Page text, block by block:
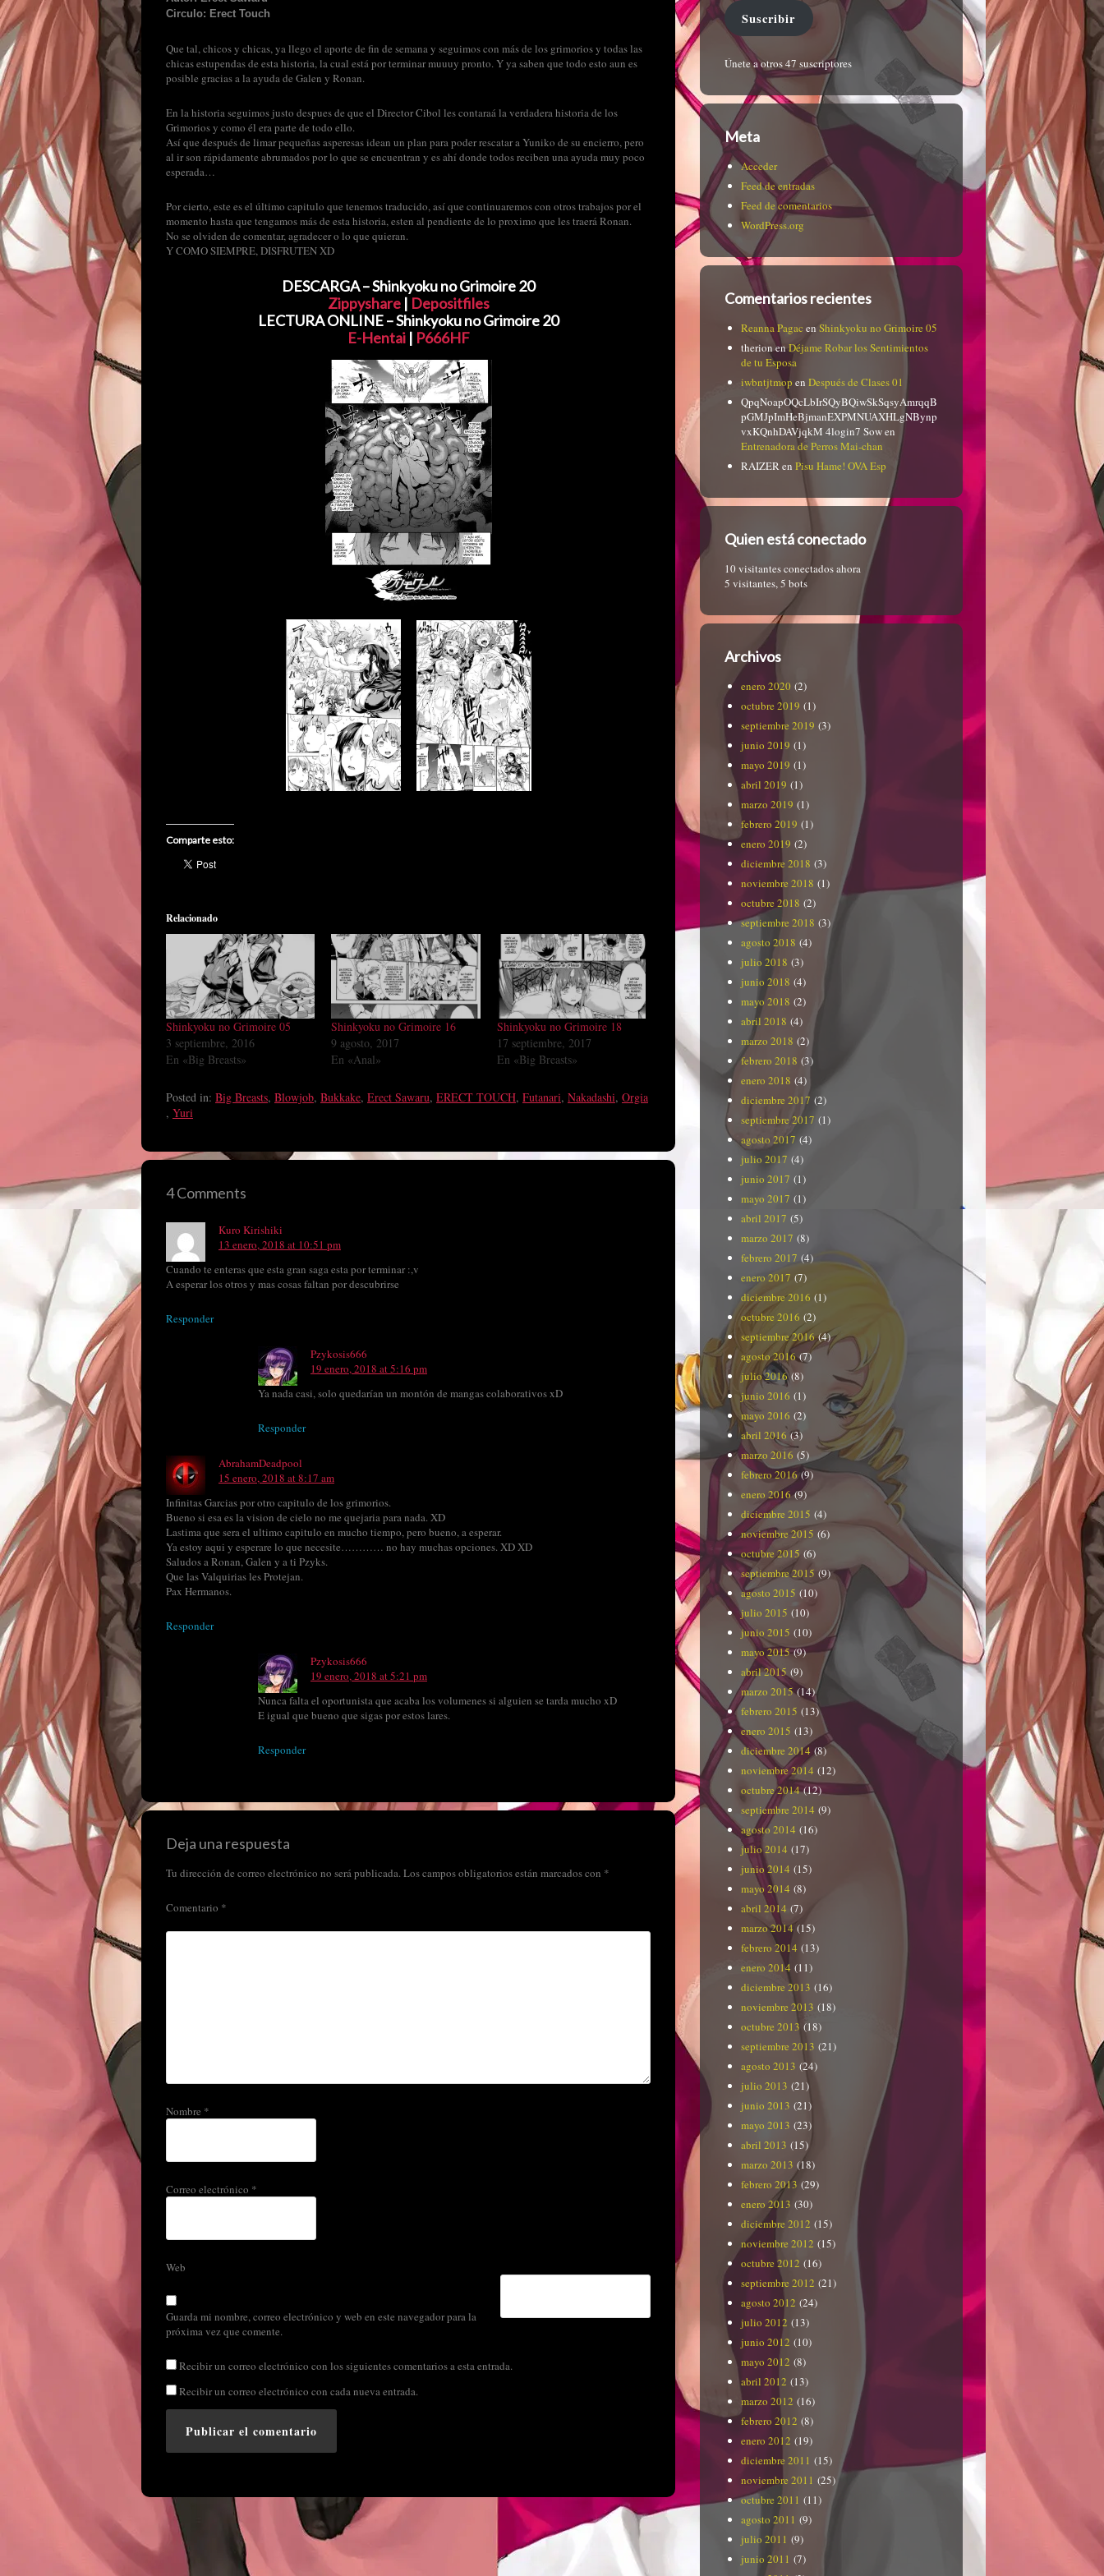
Circulo: Erect Touch
Que tal, chicos y chicas, ya llego el aporte de fin de semana y seguimos con más de los grimorios y todas las
chicas estupendas de esta historia, la cual está por terminar muuuy pronto. Y ya saben que todo esto aun es
posible gracias a la ayuda de Galen y Ronan.
En la historia seguimos justo despues de que el Director Cibol les contaraá la verdadera historia de los
Grimorios y como él era parte de todo ello.
Así que después de limar pequeñas asperesas idean un plan para poder rescatar a Yuniko de su encierro, pero
al ir son rápidamente abrumados por lo que se encuentran y es ahí donde todos reciben una ayuda muy poco
esperada…
Por cierto, este es el último capitulo que tenemos traducido, así que continuaremos con otros trabajos por el
momento hasta que tengamos más de esta historia, esten al pendiente de lo proximo que les traerá Ronan.
No se olviden de comentar, agradecer o lo que quieran.
Y COMO SIEMPRE, DISFRUTEN XD
DESCARGA – Shinkyoku no Grimoire 20
Zippyshare| Depositfiles
LECTURA ONLINE – Shinkyoku no Grimoire 20
E-Hentai| P666HF
Comparte esto:
Relacionado
Shinkyoku no Grimoire 05
3 septiembre, 2016
En «Big Breasts»
Shinkyoku no Grimoire 16
9 agosto, 2017
En «Anal»
Shinkyoku no Grimoire 18
17 septiembre, 2017
En «Big Breasts»
Posted in: Big Breasts, Blowjob, Bukkake, Erect Sawaru, ERECT TOUCH, Futanari, Nakadashi, Orgia
, Yuri
4 Comments
Kuro Kirishiki
13 enero, 2018 at 10:51 pm
Cuando te enteras que esta gran saga esta por terminar :,v
A esperar los otros y mas cosas faltan por descubrirse
Responder
Pzykosis666
19 enero, 2018 at 5:16 pm
Ya nada casi, solo quedarían un montón de mangas colaborativos xD
Responder
AbrahamDeadpool
15 enero, 2018 at 8:17 am
Infinitas Garcias por otro capitulo de los grimorios.
Bueno si esa es la vision de cielo no me quejaria para nada. XD
Lastima que sera el ultimo capitulo en mucho tiempo, pero bueno, a esperar.
Ya estoy aqui y esperare lo que necesite………… no hay muchas opciones. XD XD
Saludos a Ronan, Galen y a ti Pzyks.
Que las Valquirias les Protejan.
Pax Hermanos.
Responder
Pzykosis666
19 enero, 2018 at 5:21 pm
Nunca falta el oportunista que acaba los volumenes si alguien se tarda mucho xD
E igual que bueno que sigas por estos lares.
Responder
Deja una respuesta
Tu dirección de correo electrónico no será publicada.Los campos obligatorios están marcados con *
Comentario *
Nombre *
Correo electrónico *
Web
Guarda mi nombre, correo electrónico y web en este navegador para la
próxima vez que comente.
Recibir un correo electrónico con los siguientes comentarios a esta entrada.
Recibir un correo electrónico con cada nueva entrada.
Suscribir
Únete a otros 47 suscriptores
Meta
Acceder
Feed de entradas
Feed de comentarios
WordPress.org
Comentarios recientes
Reanna Pagac enShinkyoku no Grimoire 05
therionenDéjame Robar los Sentimientos
de tu Esposa
iwbntjtmop en Después de Clases 01
QpqNoapOQcLbIrSQyBQiwSkSqsyAmrqqB
pGMJpImHeBjmanEXPMNUAXHLgNBynp
vxKQnhDAVjqkM 4login7 Sowen
Entrenadora de Perros Mai-chan
RAIZERen Pisu Hame! OVA Esp
Quien está conectado
10 visitantes conectados ahora
5 visitantes,5 bots
Archivos
enero 2020 (2)
octubre 2019 (1)
septiembre 2019 (3)
junio 2019 (1)
mayo 2019 (1)
abril 2019 (1)
marzo 2019 (1)
febrero 2019 (1)
enero 2019 (2)
diciembre 2018 (3)
noviembre 2018 (1)
octubre 2018 (2)
septiembre 2018 (3)
agosto 2018 (4)
julio 2018 (3)
junio 2018 (4)
mayo 2018 (2)
abril 2018 (4)
marzo 2018 (2)
febrero 2018 (3)
enero 2018 (4)
diciembre 2017 (2)
septiembre 2017 (1)
agosto 2017 (4)
julio 2017 (4)
junio 2017 (1)
mayo 2017 (1)
abril 2017 (5)
marzo 2017 (8)
febrero 2017 (4)
enero 2017 (7)
diciembre 2016 (1)
octubre 2016 (2)
septiembre 2016(4)
agosto 2016(7)
julio 2016(8)
junio 2016 (1)
mayo 2016 (2)
abril 2016 (3)
marzo 2016 (5)
febrero 2016(9)
enero 2016(9)
diciembre 2015 (4)
noviembre 2015 (6)
octubre 2015 (6)
septiembre 2015 (9)
agosto 2015 (10)
julio 2015 (10)
junio 2015 (10)
mayo 2015(9)
abril 2015 (9)
marzo 2015(14)
febrero 2015 (13)
enero 2015 (13)
diciembre 2014 (8)
noviembre 2014 (12)
octubre 2014(12)
septiembre 2014 (9)
agosto 2014 (16)
julio 2014 (17)
junio 2014 (15)
mayo 2014 (8)
abril 2014 (7)
marzo 2014 (15)
febrero 2014 (13)
enero 2014 (11)
diciembre 2013 (16)
noviembre 2013 (18)
octubre 2013 (18)
septiembre 2013 (21)
agosto 2013 (24)
julio 2013 (21)
junio 2013 (21)
mayo 2013 (23)
abril 2013 (15)
marzo 2013 (18)
febrero 2013 (29)
enero 2013 (30)
diciembre 2012 (15)
noviembre 2012 (15)
octubre 2012 (16)
septiembre 2012 (21)
agosto 2012 (24)
julio 2012 (13)
junio 2012 (10)
mayo 2012 (8)
abril 2012 (13)
marzo 2012 (16)
febrero 2012 (8)
enero 2012 (19)
diciembre 2011 (15)
noviembre 2011 (25)
octubre 2011 (11)
agosto 2011 (9)
julio 2011 (9)
junio 2011 (7)